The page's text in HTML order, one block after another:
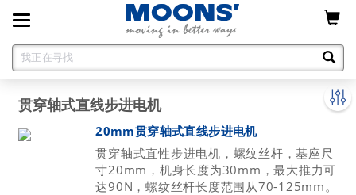
Toggle
navigation
贯穿轴式直线步进电机
20mm贯穿轴式直线步进电机
贯穿轴式直性步进电机，螺纹丝杆，基座尺
寸20mm，机身长度为30mm，最大推力可
达90N，螺纹丝杆长度范围从70-125mm。